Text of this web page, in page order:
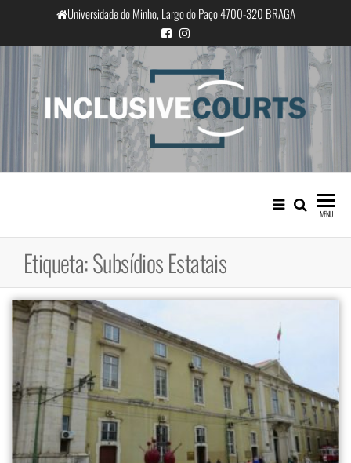
o
conteúdo
Universidade do Minho, Largo do Paço 4700-320 BRAGA
InclusiveCourts
Igualdade e diferença cultural na
prática judicial portuguesa
MENU
Etiqueta:Subsídios Estatais